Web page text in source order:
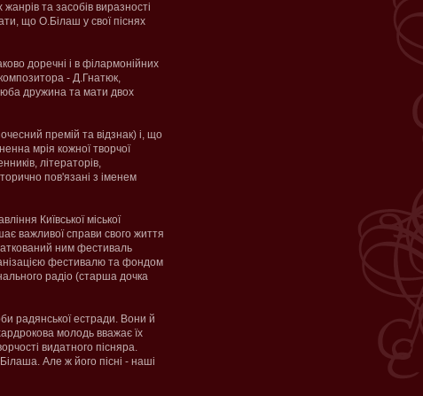
та засобів виразності
що О.Білаш у свої піснях
доречні і в філармонійних
- Д.Гнатюк,
дружина та мати двох
премій та відзнак) і, що
мрія кожної творчої
літераторів,
пов'язані з іменем
Київської міської
важливої справи свого життя
ним фестиваль
фестивалю та фондом
радіо (старша дочка
радянської естради. Вони й
молодь вважає їх
видатного пісняра.
Але ж його пісні - наші